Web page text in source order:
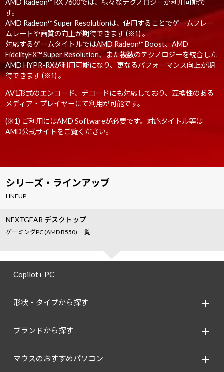
す。
AMD Radeon™ Super Resolutionは、使用することでゲームフレー
ムレートや画質の向上が期待できます (※1) 。
対応するゲームタイトルではAMD Radeon™ Boost、AMD
FidelityFX™ Super Resolution、また複数のテクノロジーを統合した
AMD HYPR-RXが利用可能になり、更なるパフォーマンス向上が期
待できます (※1) 。
AV1形式のエンコード、デコードにも対応しており、互換性のある
メディア・プレイヤーにて利用が可能です。
(※1) ご利用にはAMD Softwareが必要です。対応タイトル等は
AMD公式サイトをご覧ください。
シリーズ・ラインアップ
LINEUP
NEXTGEAR デスクトップ
ゲーミングPC (AMD B550) 一覧
Copilot+ PC
形状・タイプから探す
ブランドから探す
マウスのおすすめパソコン